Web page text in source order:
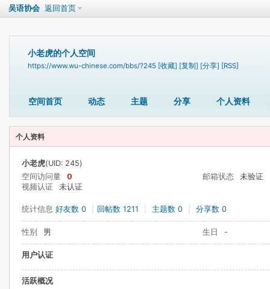
吴语协会 返回首页
小老虎的个人空间
https://www.wu-chinese.com/bbs/?245 [收藏] [复制] [分享] [RSS]
空间首页 动态 主题 分享 个人资料
个人资料
小老虎(UID: 245)
空间访问量
0 邮箱状态
未验证
视频认证
未认证
统计信息 好友数 0 回帖数 1211 主题数 0 分享数 0
性别 男 生日 -
用户认证
活跃概况